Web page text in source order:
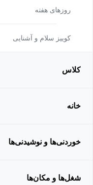
روزهای هفته
کوییز سلام و آشنایی
کلاس
خانه
خوردنی‌ها و نوشیدنی‌ها
شغل‌ها و مکان‌ها